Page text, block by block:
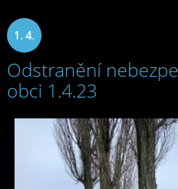
1. 4.
2023
Odstranění
obci 1.4.23